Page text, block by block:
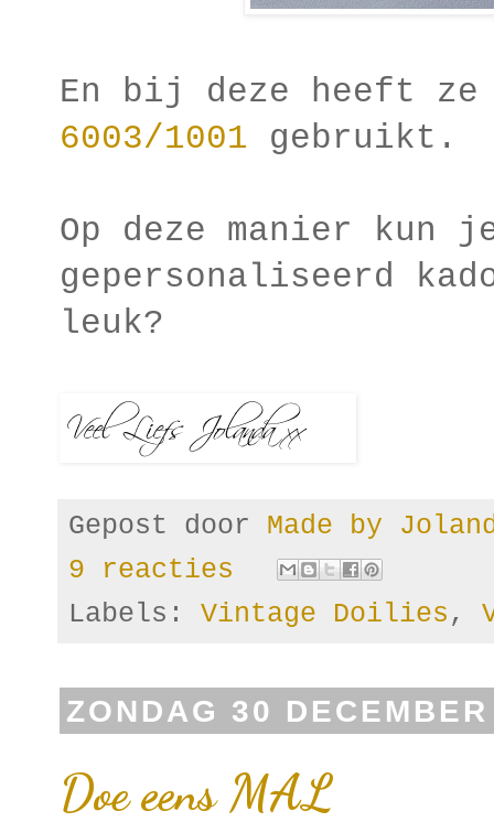
En bij deze heeft ze
6003/1001 gebruikt.
Op deze manier kun
gepersonaliseerd
leuk?
Gepost door Made by
9 reacties
Labels: Vintage Doilies,
ZONDAG 30
Doe eens MAL